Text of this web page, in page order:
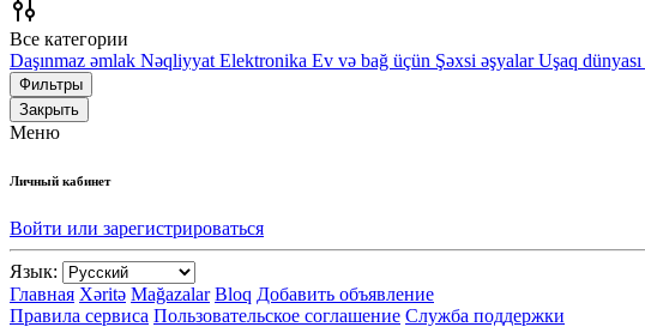
Все категории
Daşınmaz əmlak Nəqliyyat Elektronika Ev və bağ üçün Şəxsi əşyalar Uşaq dünyası
Фильтры
Закрыть
Меню
Личный кабинет
Войти или зарегистрироваться
Язык:
Главная Xəritə Mağazalar Bloq Добавить объявление
Правила сервиса Пользовательское соглашение Служба поддержки